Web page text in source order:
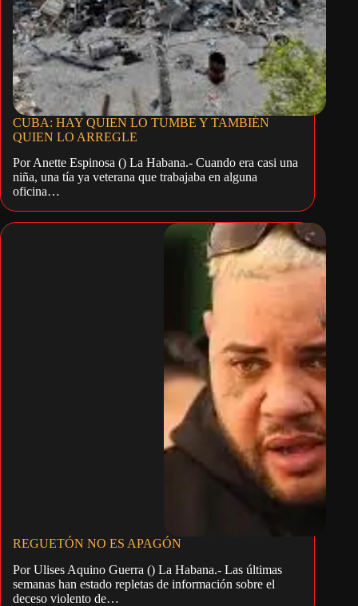
CUBA: HAY QUIEN LO TUMBE Y TAMBIÉN
QUIEN LO ARREGLE
Por Anette Espinosa () La Habana.- Cuando era casi una
niña, una tía ya veterana que trabajaba en alguna
oficina…
REGUETÓN NO ES APAGÓN
Por Ulises Aquino Guerra () La Habana.- Las últimas
semanas han estado repletas de información sobre el
deceso violento de…